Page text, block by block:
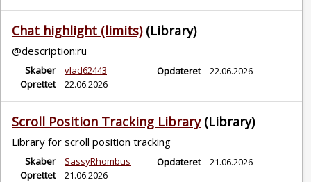
Chat highlight (limits) (Library)
@description:ru
Skaber
vlad62443
Oprettet
22.06.2026
Opdateret 22.06.2026
Scroll Position Tracking Library (Library)
Library for scroll position tracking
Skaber
SassyRhombus
Oprettet
21.06.2026
Opdateret 21.06.2026